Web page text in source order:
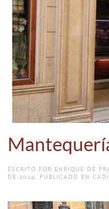
ESCRITO POR ENRIQUE DE
DE 2024 . PUBLICADO EN